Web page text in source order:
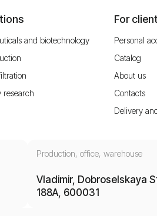
and biotechnology
research
For
Personal
Catalog
About us
Contacts
Delivery
Production, office, warehouse
Vladimir, Dobroselskaya
188A, 600031